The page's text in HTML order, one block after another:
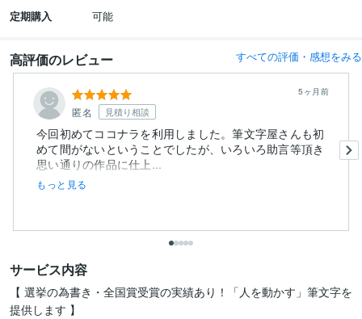
定期購入
可能
高評価のレビュー すべての評価・感想をみる
匿名 見積り相談
5ヶ月前
今回初めてココナラを利用しました。筆文字屋さんも初
めて間がないということでしたが、いろいろ助言等頂き
思い通りの作品に仕上...
もっと見る
サービス内容
【 選挙の為書き・全国賞受賞の実績あり！「人を動かす」筆文字を
提供します 】